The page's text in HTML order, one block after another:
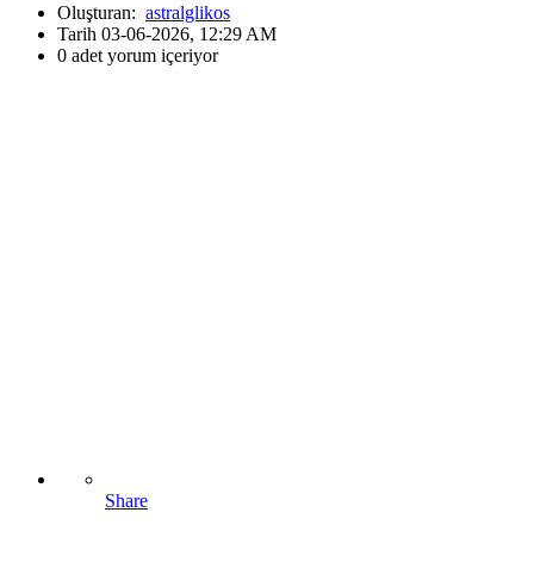
Oluşturan: astralglikos
Tarih 03-06-2026, 12:29 AM
0 adet yorum içeriyor
Share